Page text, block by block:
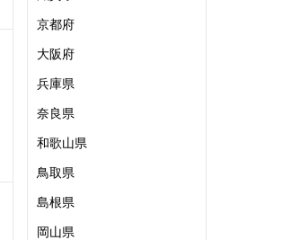
京都府
大阪府
兵庫県
奈良県
和歌山県
鳥取県
島根県
岡山県